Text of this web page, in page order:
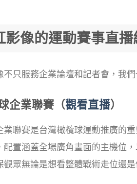
影像的運動賽事直播
不只服務企業論壇和記者會，我
企業聯賽（觀看直播）
業聯賽是台灣橄欖球運動推廣的
配置涵蓋全場廣角畫面的主機位
觀眾無論是想看整體戰術走位還